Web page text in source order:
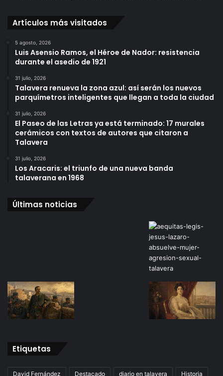
Artículos más visitados
5 agosto, 2026
Luis Asensio Ramos, el Héroe de Nador: resistencia
durante el asedio de 1921
31 julio, 2026
Talavera renueva la zona azul: así serán los nuevos
parquímetros inteligentes que llegan a toda la ciudad
31 julio, 2026
El Paseo de las Letras ya está terminado: 17 murales
cerámicos con textos de autores que citaron a
Talavera
31 julio, 2026
Los Aracaris: el triunfo de una nueva banda
talaverana en 1968
Últimas noticias
Etiquetas
David Fernández Destacado diario en talavera Historia